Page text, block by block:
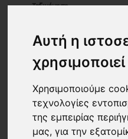
Αυτή η
Χρησιμοποιούμε
τεχνολογίες
της εμπειρίας
μας, για την
Ταξινόμηση